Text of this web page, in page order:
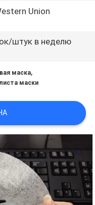
Union
штук в неделю
маска,
маски